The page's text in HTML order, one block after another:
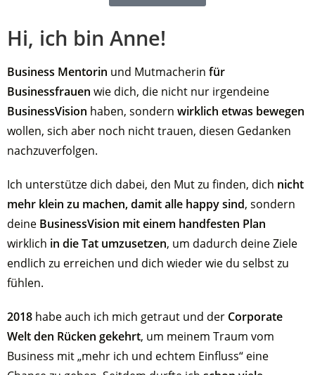
Hi, ich bin Anne!
Business Mentorin und Mutmacherin für
Businessfrauen wie dich, die nicht nur irgendeine
BusinessVision haben, sondern wirklich etwas bewegen
wollen, sich aber noch nicht trauen, diesen Gedanken
nachzuverfolgen.
Ich unterstütze dich dabei, den Mut zu finden, dich nicht
mehr klein zu machen, damit alle happy sind, sondern
deine BusinessVision mit einem handfesten Plan
wirklich in die Tat umzusetzen, um dadurch deine Ziele
endlich zu erreichen und dich wieder wie du selbst zu
fühlen.
2018 habe auch ich mich getraut und der Corporate
Welt den Rücken gekehrt, um meinem Traum vom
Business mit „mehr ich und echtem Einfluss“ eine